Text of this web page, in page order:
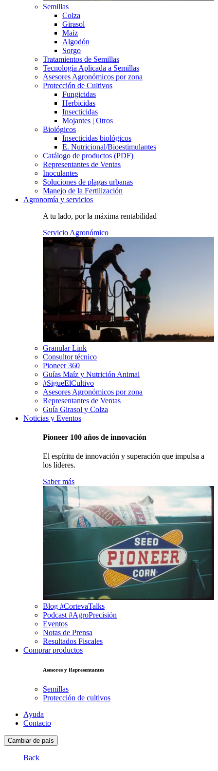
Semillas
Colza
Girasol
Maíz
Algodón
Sorgo
Tratamientos de Semillas
Tecnología Aplicada a Semillas
Asesores Agronómicos por zona
Protección de Cultivos
Fungicidas
Herbicidas
Insecticidas
Mojantes | Otros
Biológicos
Insecticidas biológicos
E. Nutricional/Bioestimulantes
Catálogo de productos (PDF)
Representantes de Ventas
Inoculantes
Soluciones de plagas urbanas
Manejo de la Fertilización
Agronomía y servicios
A tu lado, por la máxima rentabilidad
Servicio Agronómico
Granular Link
Consultor técnico
Pioneer 360
Guías Maíz y Nutrición Animal
#SigueElCultivo
Asesores Agronómicos por zona
Representantes de Ventas
Guía Girasol y Colza
Noticias y Eventos
Pioneer 100 años de innovación
El espíritu de innovación y superación que impulsa a
los líderes.
Saber más
Blog #CortevaTalks
Podcast #AgroPrecisión
Eventos
Notas de Prensa
Resultados Fiscales
Comprar productos
Asesores y Representantes
Semillas
Protección de cultivos
Ayuda
Contacto
Cambiar de país
Back